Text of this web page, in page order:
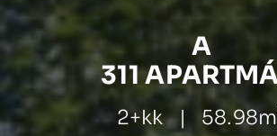
A
311
2+kk | 58.98m